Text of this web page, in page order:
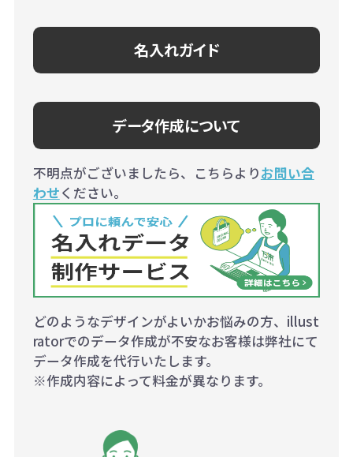
名入れガイド
データ作成について
不明点がございましたら、こちらよりお問い合
わせください。
どのようなデザインがよいかお悩みの方、illust
ratorでのデータ作成が不安なお客様は弊社にて
データ作成を代行いたします。
※作成内容によって料金が異なります。